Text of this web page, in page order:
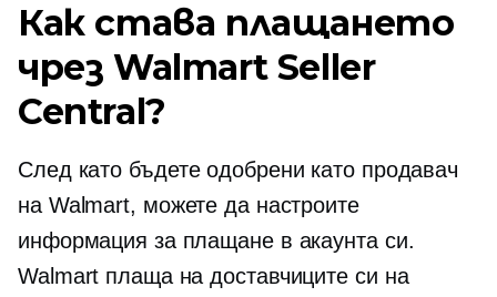
Как става плащането
чрез Walmart Seller
Central?
След като бъдете одобрени като продавач
на Walmart, можете да настроите
информация за плащане в акаунта си.
Walmart плаща на доставчиците си на